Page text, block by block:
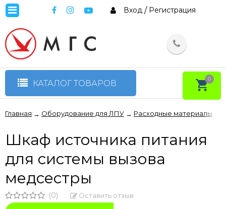
Вход / Регистрация
КАТАЛОГ ТОВАРОВ 0
Главная → Оборудование для ЛПУ → Расходные материалы
Шкаф источника питания
для системы вызова
медсестры
(0) Оставить отзыв